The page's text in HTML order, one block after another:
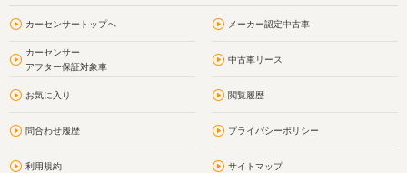
カーセンサートップへ メーカー認定中古車
カーセンサー
アフター保証対象車
中古車リース
お気に入り 閲覧履歴
問合わせ履歴 プライバシーポリシー
利用規約 サイトマップ